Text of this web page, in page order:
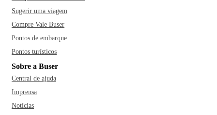
Sugerir uma viagem
Compre Vale Buser
Pontos de embarque
Pontos turísticos
Sobre a Buser
Central de ajuda
Imprensa
Notícias